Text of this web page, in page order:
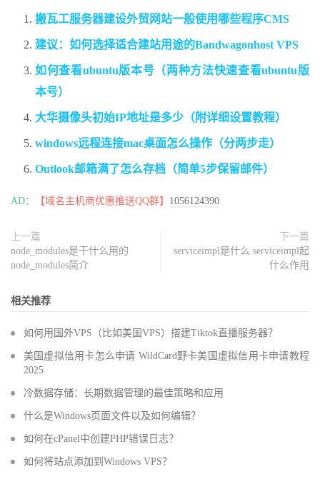
搬瓦工服务器建设外贸网站一般使用哪些程序CMS
建议：如何选择适合建站用途的Bandwagonhost VPS
如何查看ubuntu版本号（两种方法快速查看ubuntu版
本号）
大华摄像头初始IP地址是多少（附详细设置教程）
windows远程连接mac桌面怎么操作（分两步走）
Outlook邮箱满了怎么存档（简单5步保留邮件）
AD： 【域名主机商优惠推送QQ群】 1056124390
上一篇
node_modules是干什么用的
node_modules简介
下一篇
serviceimpl是什么 serviceimpl起
什么作用
相关推荐
如何用国外VPS（比如美国VPS）搭建Tiktok直播服务器？
美国虚拟信用卡怎么申请 WildCard野卡美国虚拟信用卡申请教程
2025
冷数据存储：长期数据管理的最佳策略和应用
什么是Windows页面文件以及如何编辑？
如何在cPanel中创建PHP错误日志？
如何将站点添加到Windows VPS？